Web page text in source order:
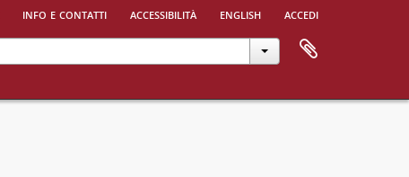
info e contatti accessibilità english accedi